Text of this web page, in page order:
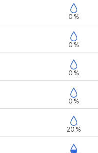
0 %
0 %
0 %
0 %
20 %